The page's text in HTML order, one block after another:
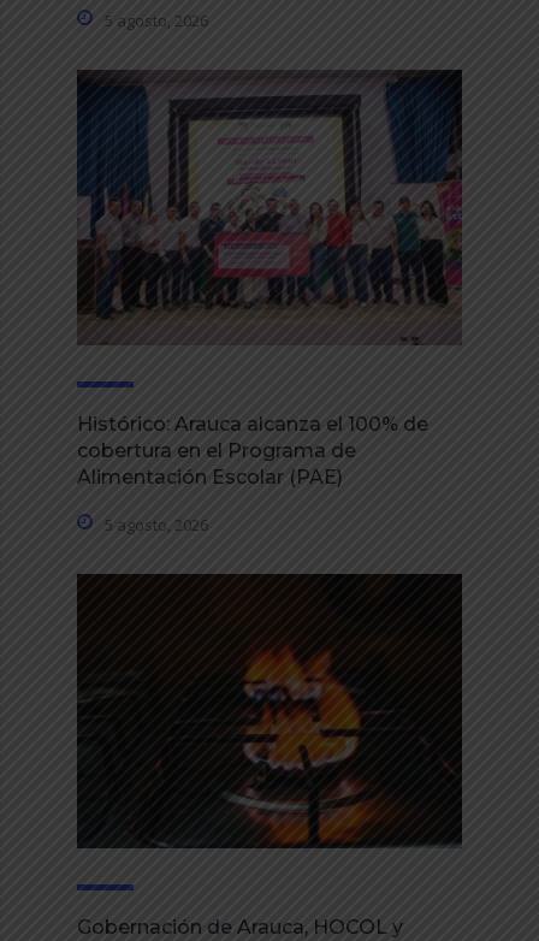
5 agosto, 2026
Histórico: Arauca alcanza el 100% de
cobertura en el Programa de
Alimentación Escolar (PAE)
5 agosto, 2026
Gobernación de Arauca, HOCOL y